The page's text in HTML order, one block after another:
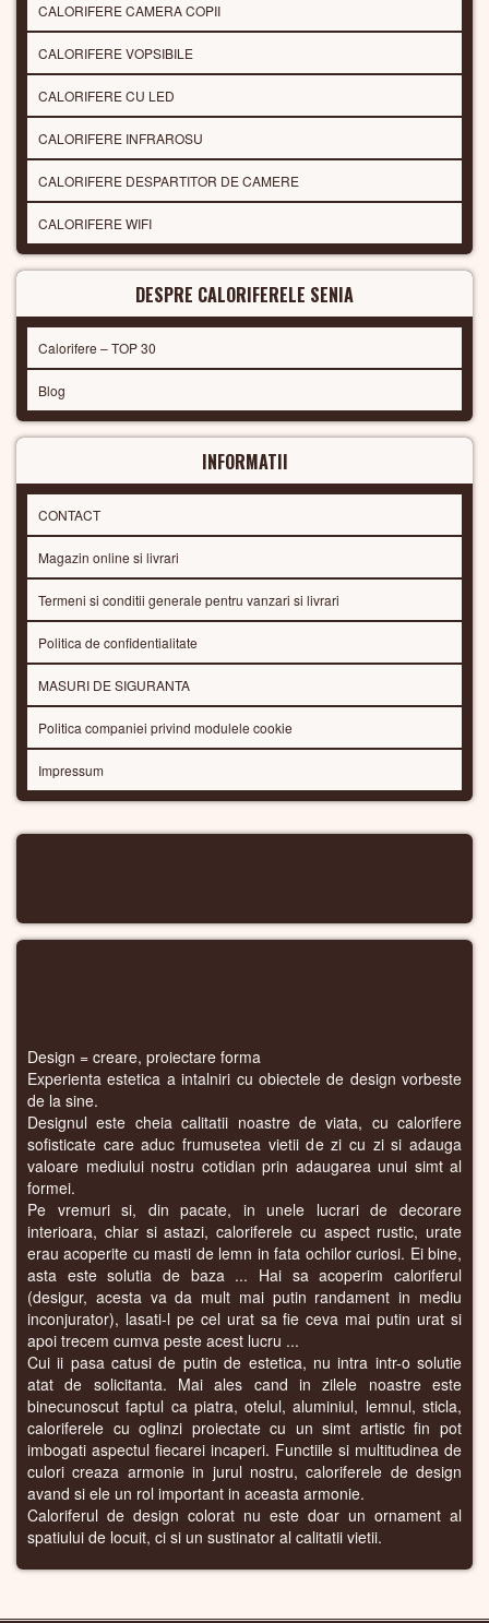
CALORIFERE CAMERA COPII
CALORIFERE VOPSIBILE
CALORIFERE CU LED
CALORIFERE INFRAROSU
CALORIFERE DESPARTITOR DE CAMERE
CALORIFERE WIFI
DESPRE CALORIFERELE SENIA
Calorifere – TOP 30
Blog
INFORMATII
CONTACT
Magazin online si livrari
Termeni si conditii generale pentru vanzari si livrari
Politica de confidentialitate
MASURI DE SIGURANTA
Politica companiei privind modulele cookie
Impressum
Design = creare, proiectare forma
Experienta estetica a intalniri cu obiectele de design vorbeste
de la sine.
Designul este cheia calitatii noastre de viata, cu calorifere
sofisticate care aduc frumusetea vietii de zi cu zi si adauga
valoare mediului nostru cotidian prin adaugarea unui simt al
formei.
Pe vremuri si, din pacate, in unele lucrari de decorare
interioara, chiar si astazi, caloriferele cu aspect rustic, urate
erau acoperite cu masti de lemn in fata ochilor curiosi. Ei bine,
asta este solutia de baza ... Hai sa acoperim caloriferul
(desigur, acesta va da mult mai putin randament in mediu
inconjurator), lasati-l pe cel urat sa fie ceva mai putin urat si
apoi trecem cumva peste acest lucru ...
Cui ii pasa catusi de putin de estetica, nu intra intr-o solutie
atat de solicitanta. Mai ales cand in zilele noastre este
binecunoscut faptul ca piatra, otelul, aluminiul, lemnul, sticla,
caloriferele cu oglinzi proiectate cu un simt artistic fin pot
imbogati aspectul fiecarei incaperi. Functiile si multitudinea de
culori creaza armonie in jurul nostru, caloriferele de design
avand si ele un rol important in aceasta armonie.
Caloriferul de design colorat nu este doar un ornament al
spatiului de locuit, ci si un sustinator al calitatii vietii.